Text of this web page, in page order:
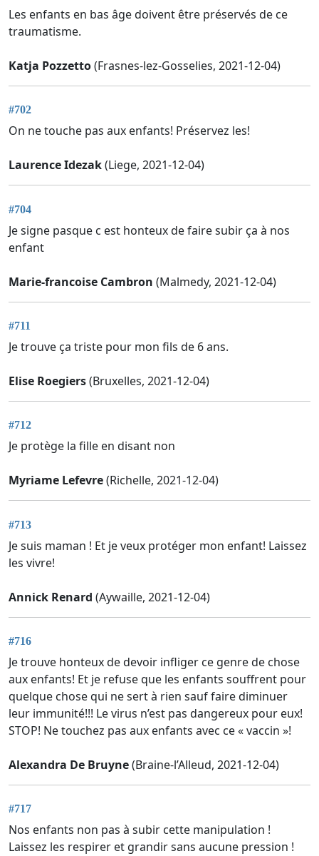
Les enfants en bas âge doivent être préservés de ce
traumatisme.
Katja Pozzetto(Frasnes-lez-Gosselies, 2021-12-04)
#702
On ne touche pas aux enfants! Préservez les!
Laurence Idezak(Liege, 2021-12-04)
#704
Je signe pasque c est honteux de faire subir ça à nos
enfant
Marie-francoise Cambron (Malmedy, 2021-12-04)
#711
Je trouve ça triste pour mon fils de 6 ans.
Elise Roegiers(Bruxelles, 2021-12-04)
#712
Je protège la fille en disant non
Myriame Lefevre(Richelle, 2021-12-04)
#713
Je suis maman ! Et je veux protéger mon enfant! Laissez
les vivre!
Annick Renard (Aywaille, 2021-12-04)
#716
Je trouve honteux de devoir infliger ce genre de chose
aux enfants! Et je refuse que les enfants souffrent pour
quelque chose qui ne sert à rien sauf faire diminuer
leur immunité!!! Le virus n’est pas dangereux pour eux!
STOP! Ne touchez pas aux enfants avec ce « vaccin »!
Alexandra De Bruyne(Braine-l’Alleud, 2021-12-04)
#717
Nos enfants non pas à subir cette manipulation !
Laissez les respirer et grandir sans aucune pression !